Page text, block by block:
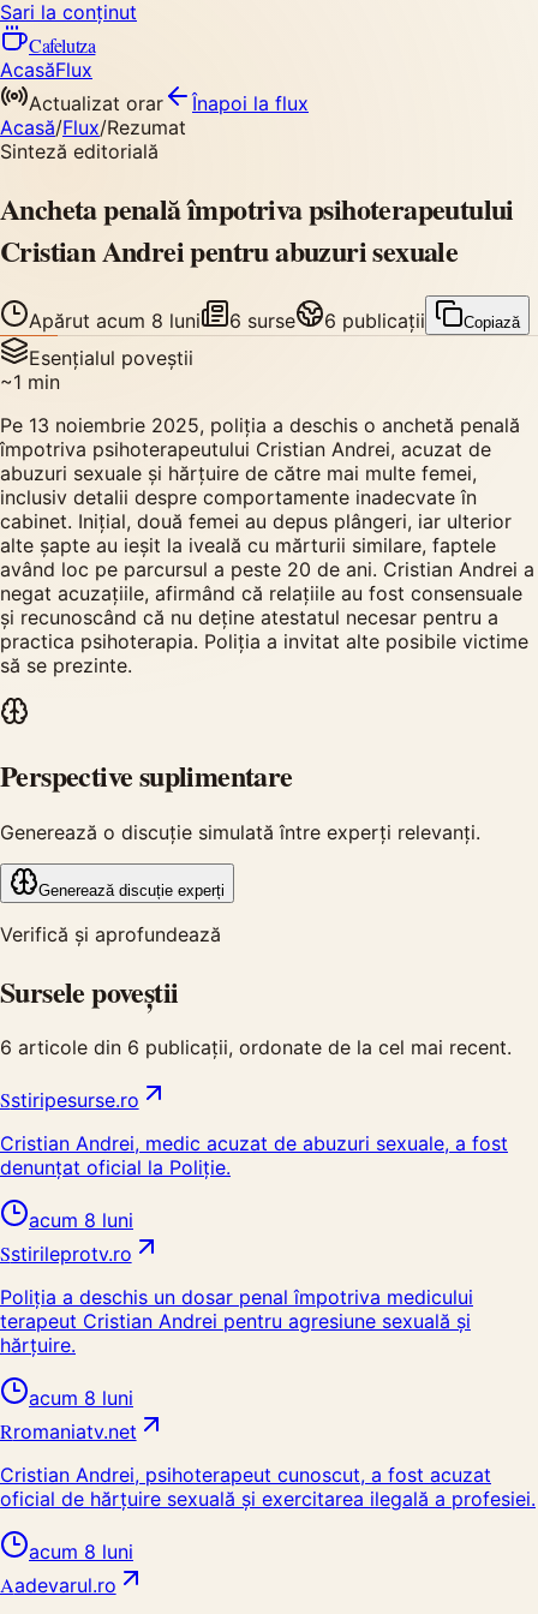
Sari la conținut
Cafelutza
AcasăFlux
Actualizat orar
Înapoi la flux
Acasă/Flux/Rezumat
Sinteză editorială
Ancheta penală împotriva psihoterapeutului
Cristian Andrei pentru abuzuri sexuale
Apărut acum 8 luni 6 surse 6 publicații Copiază
Esențialul poveștii
~1 min
Pe 13 noiembrie 2025, poliția a deschis o anchetă penală
împotriva psihoterapeutului Cristian Andrei, acuzat de
abuzuri sexuale și hărțuire de către mai multe femei,
inclusiv detalii despre comportamente inadecvate în
cabinet. Inițial, două femei au depus plângeri, iar ulterior
alte șapte au ieșit la iveală cu mărturii similare, faptele
având loc pe parcursul a peste 20 de ani. Cristian Andrei a
negat acuzațiile, afirmând că relațiile au fost consensuale
și recunoscând că nu deține atestatul necesar pentru a
practica psihoterapia. Poliția a invitat alte posibile victime
să se prezinte.
Perspective suplimentare
Generează o discuție simulată între experți relevanți.
Generează discuție experți
Verifică și aprofundează
Sursele poveștii
6 articole din 6 publicații, ordonate de la cel mai recent.
Sstiripesurse.ro
Cristian Andrei, medic acuzat de abuzuri sexuale, a fost
denunțat oficial la Poliție.
acum 8 luni
Sstirileprotv.ro
Poliția a deschis un dosar penal împotriva medicului
terapeut Cristian Andrei pentru agresiune sexuală și
hărțuire.
acum 8 luni
Rromaniatv.net
Cristian Andrei, psihoterapeut cunoscut, a fost acuzat
oficial de hărțuire sexuală și exercitarea ilegală a profesiei.
acum 8 luni
Aadevarul.ro